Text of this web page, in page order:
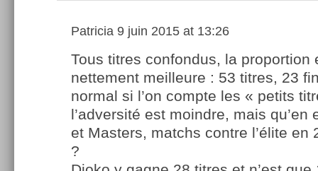
Patricia 9 juin 2015 at 13:26
Tous titres confondus, la proportion
nettement meilleure : 53 titres, 23
normal si l’on compte les « petits
l’adversité est moindre, mais qu’en
et Masters, matchs contre l’élite en
?